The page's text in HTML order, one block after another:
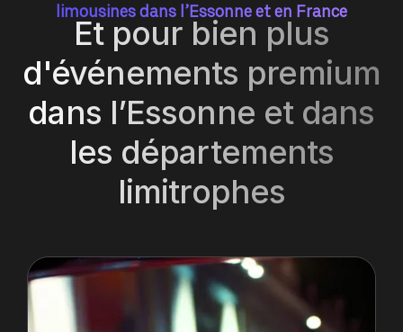
limousines dans l’Essonne et en France
Et pour bien plus
d'événements premium
dans l’Essonne et dans
les départements
limitrophes